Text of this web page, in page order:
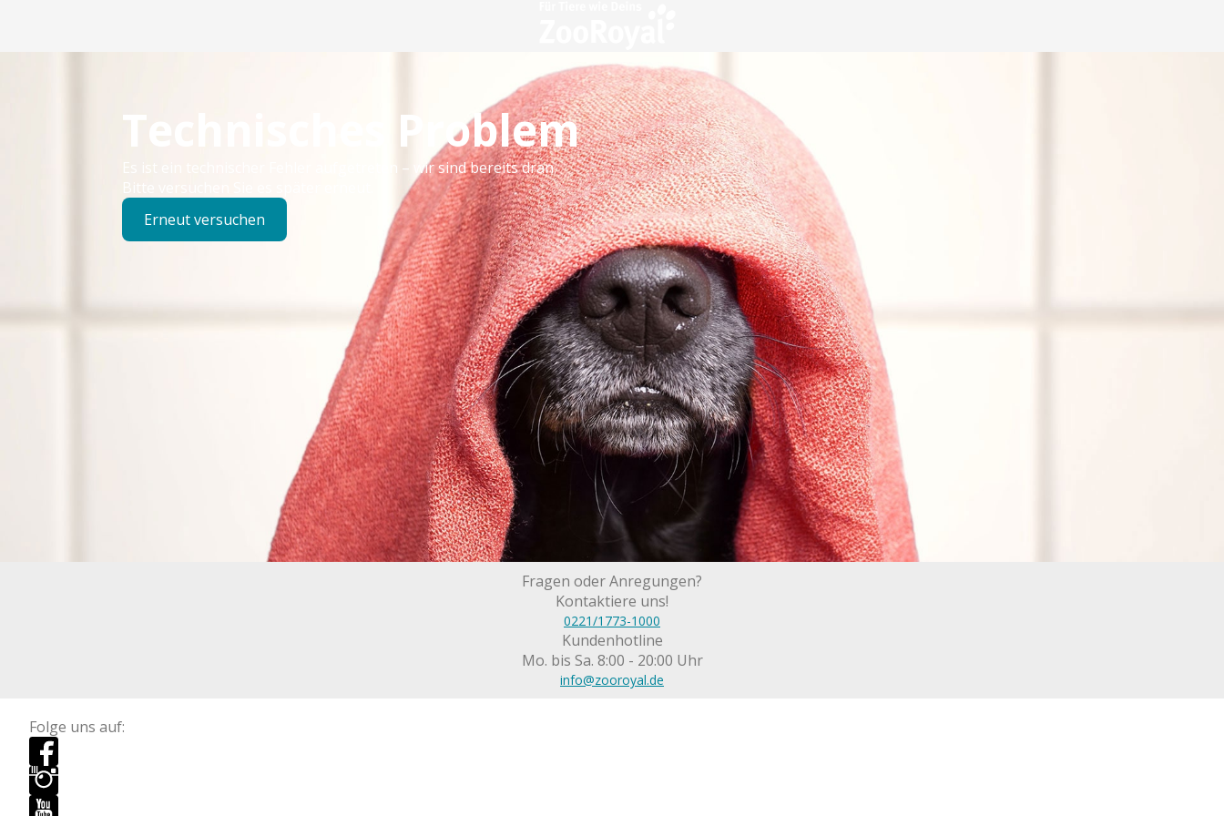
Technisches Problem
Es ist ein technischer Fehler aufgetreten – wir sind bereits dran.
Bitte versuchen Sie es später erneut.
Erneut versuchen
Fragen oder Anregungen?
Kontaktiere uns!
0221/1773-1000
Kundenhotline
Mo. bis Sa. 8:00 - 20:00 Uhr
info@zooroyal.de
Folge uns auf: